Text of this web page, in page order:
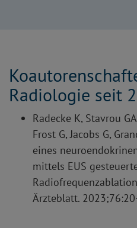
Radiologie seit
Radecke K, Stavrou
Frost G, Jacobs G,
eines
mittels EUS
Ärzteblatt.